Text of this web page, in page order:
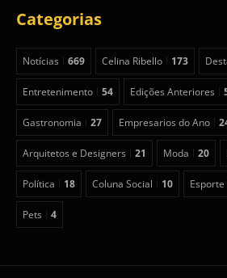
Categorias
Notícias 669 Celina Ribello 173
Entretenimento 54 Edições Anteriores
Gastronomia 27 Empresarios do Ano
Arquitetos e Designers 21 Moda 20
Política 18 Coluna Social 10 Esporte
Pets 4